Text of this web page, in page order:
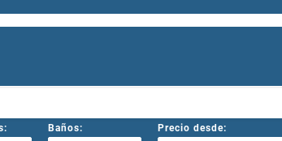
Baños: Precio desde: